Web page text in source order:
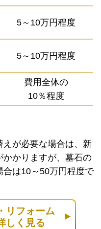
5～10万円程度
5～10万円程度
費用全体の
10％程度
が必要な場合は、新
かりますが、墓石の
合は10～50万円程度で
リフォーム
しく見る